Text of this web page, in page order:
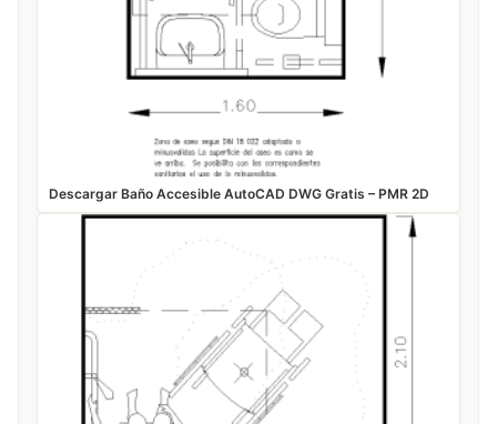
Descargar Baño Accesible AutoCAD DWG Gratis – PMR 2D